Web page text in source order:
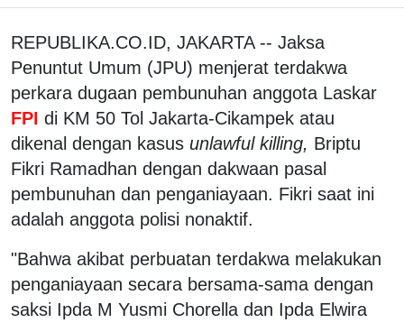
REPUBLIKA.CO.ID, JAKARTA -- Jaksa
Penuntut Umum (JPU) menjerat terdakwa
perkara dugaan pembunuhan anggota Laskar
FPI di KM 50 Tol Jakarta-Cikampek atau
dikenal dengan kasus unlawful killing, Briptu
Fikri Ramadhan dengan dakwaan pasal
pembunuhan dan penganiayaan. Fikri saat ini
adalah anggota polisi nonaktif.
"Bahwa akibat perbuatan terdakwa melakukan
penganiayaan secara bersama-sama dengan
saksi Ipda M Yusmi Chorella dan Ipda Elwira